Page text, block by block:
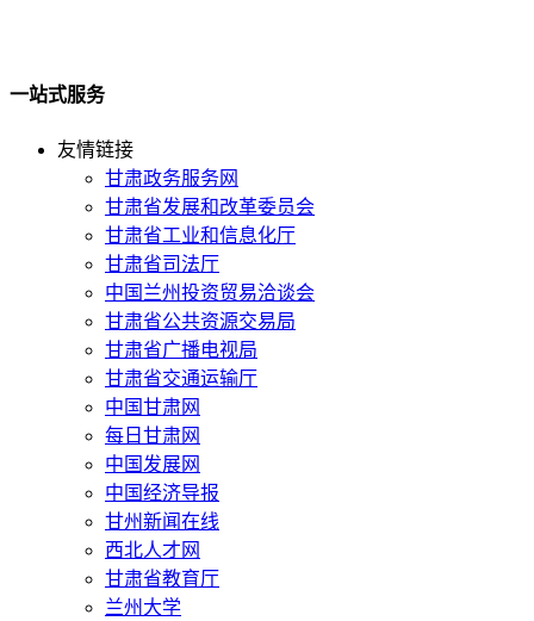
一站式服务
友情链接
甘肃政务服务网
甘肃省发展和改革委员会
甘肃省工业和信息化厅
甘肃省司法厅
中国兰州投资贸易洽谈会
甘肃省公共资源交易局
甘肃省广播电视局
甘肃省交通运输厅
中国甘肃网
每日甘肃网
中国发展网
中国经济导报
甘州新闻在线
西北人才网
甘肃省教育厅
兰州大学